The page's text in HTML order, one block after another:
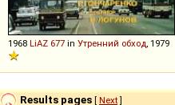
1968 LiAZ 677 in Утренний обход, 1979
Results pages [ Next]